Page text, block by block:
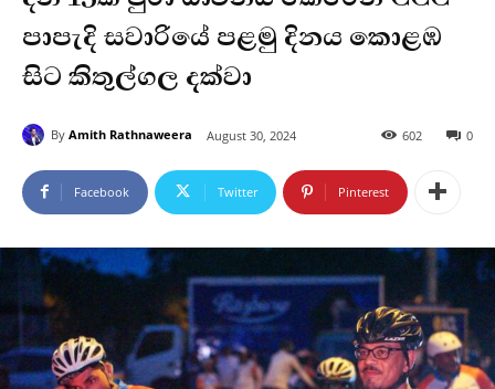
පාපැදි සවාරියේ පළමු දිනය කොළඹ
සිට කිතුල්ගල දක්වා
By Amith Rathnaweera August 30, 2024 0
602
Facebook Twitter Pinterest